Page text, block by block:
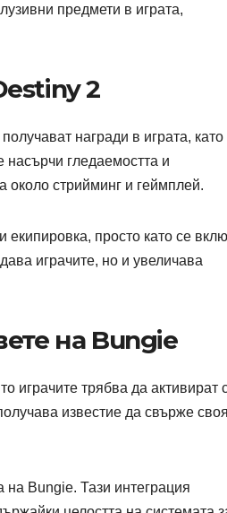
предмети в играта,
2
награди в играта, като
насърчи гледаемостта и
около стрийминг и геймплей.
екипировка, просто като се
играчите, но и увеличава
на Bungie
играчите трябва да активират
известие да свърже своя
на Bungie. Тази интеграция